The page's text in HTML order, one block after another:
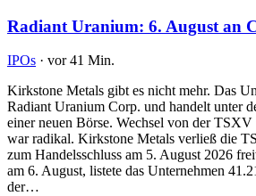
Radiant Uranium: 6. August an
IPOs · vor 41 Min.
Kirkstone Metals gibt es nicht mehr. Das
Radiant Uranium Corp. und handelt unter
einer neuen Börse. Wechsel von der
war radikal. Kirkstone Metals verließ die
zum Handelsschluss am 5. August 2026
am 6. August, listete das Unternehmen
der…